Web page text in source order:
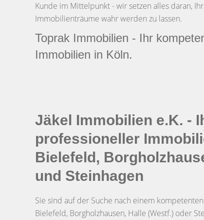
Kunde im Mittelpunkt - wir setzen alles daran,
Immobilienträume wahr werden zu lassen.
Toprak Immobilien - Ihr
Immobilien in Köln.
Jäkel Immobilien e.K. -
professioneller
Bielefeld,
und Steinhagen
Sie sind auf der Suche nach einem
Bielefeld, Borgholzhausen, Halle (Westf.) oder